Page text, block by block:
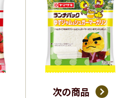
次の商品